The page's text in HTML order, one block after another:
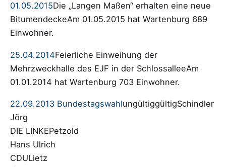
01.05.2015Die „Langen Maßen“ erhalten eine neue
BitumendeckeAm 01.05.2015 hat Wartenburg 689
Einwohner.
25.04.2014Feierliche Einweihung der
Mehrzweckhalle des EJF in der SchlossalleeAm
01.01.2014 hat Wartenburg 703 Einwohner.
22.09.2013 BundestagswahlungültiggültigSchindler
Jörg
DIE LINKEPetzold
Hans Ulrich
CDULietz